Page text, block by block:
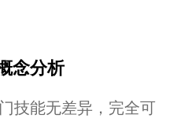
念分析
技能无差异， 完全可